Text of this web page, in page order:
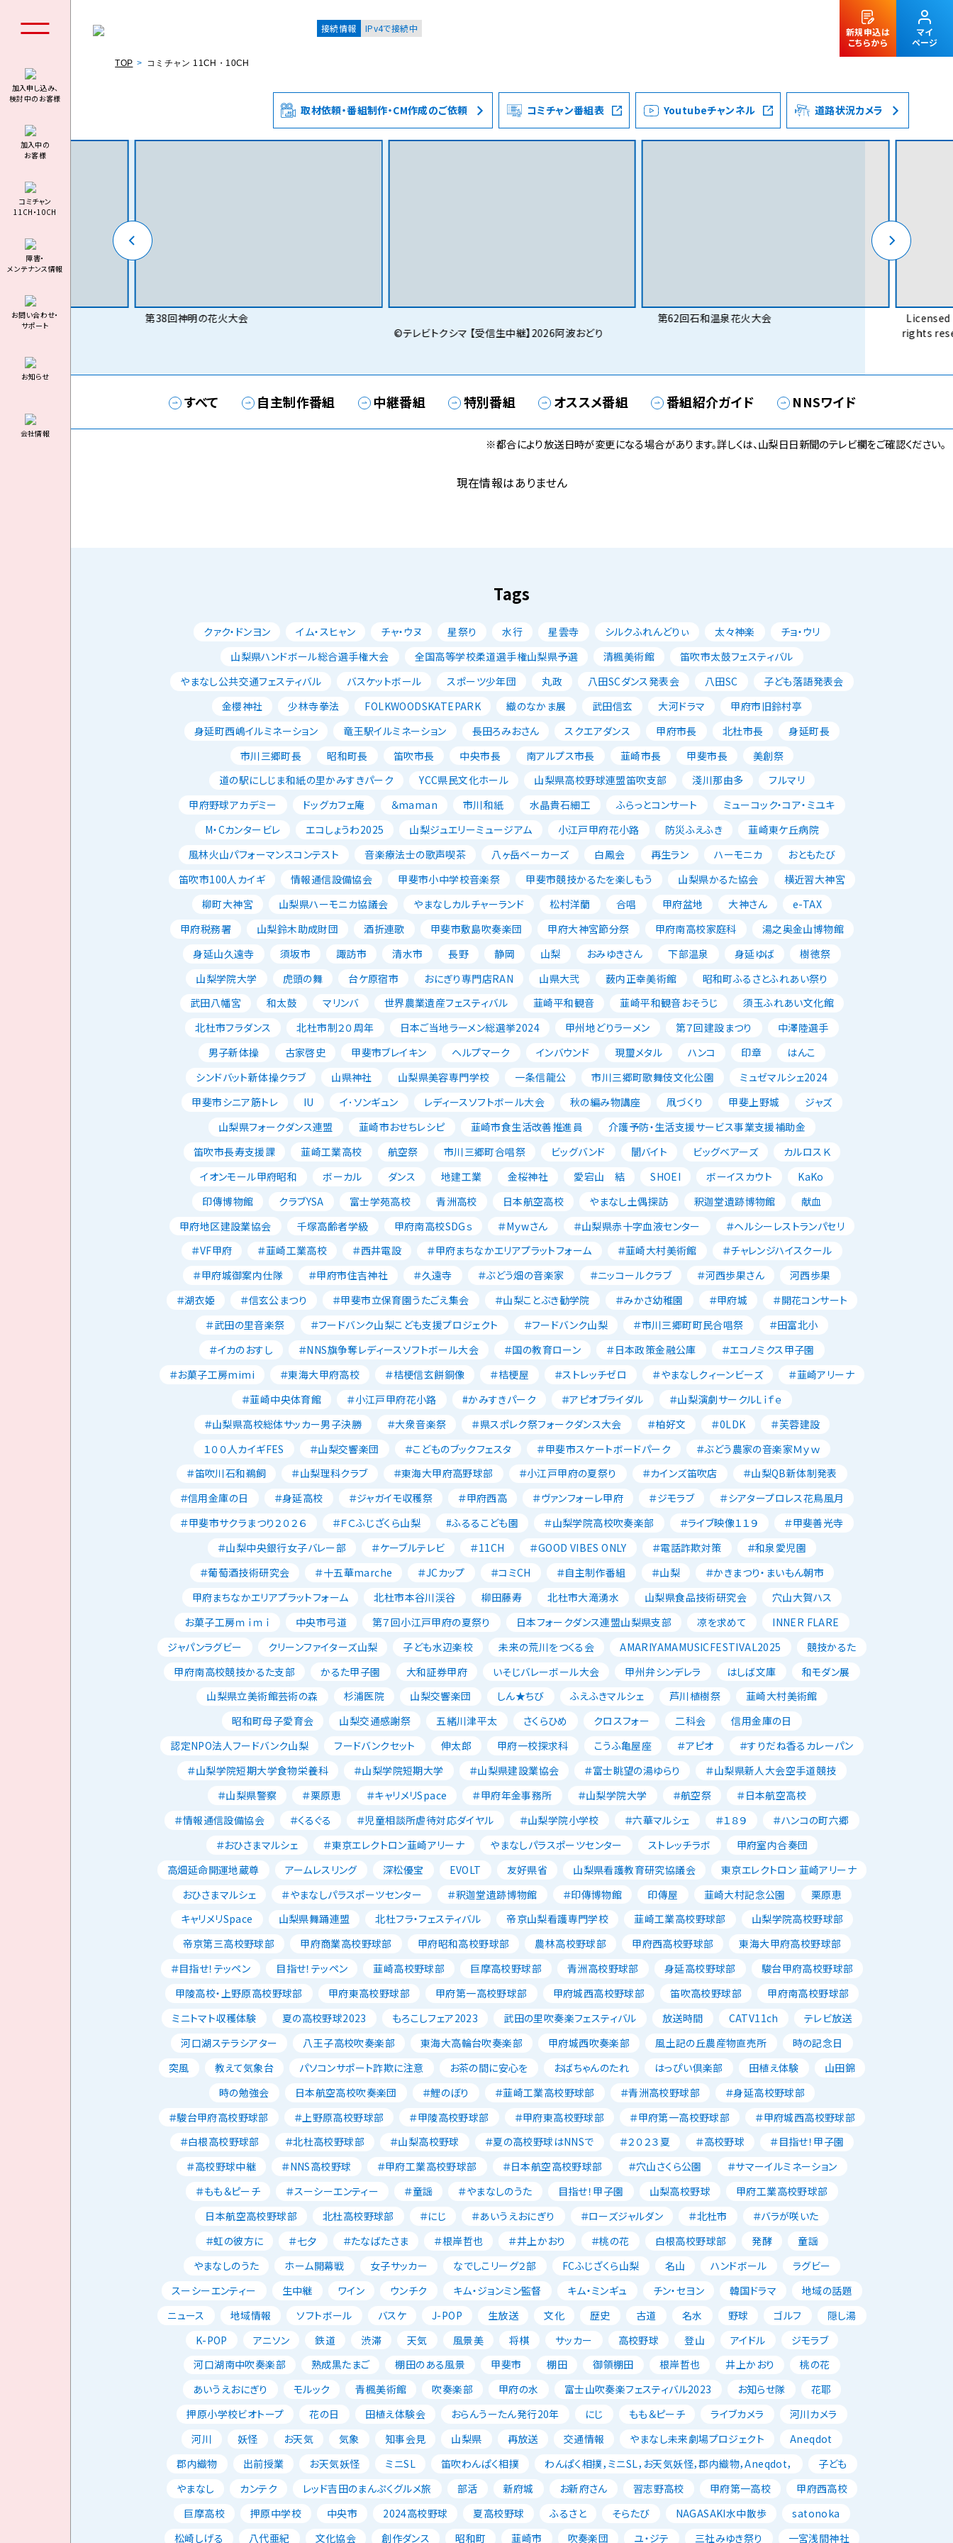
個人のお客様 集合住宅オーナーの方 法人のお客様
接続情報 IPv4で接続中
新規申込は
こちらから
マイ
ページ
加入申し込み、
検討中のお客様
加⼊中の
お客様
コミチャン
11CH・10CH
障害・
メンテナンス情報
お問い合わせ・
サポート
お知らせ
会社情報
TOP コミチャン 11CH・10CH
取材依頼・番組制作・CM作成のご依頼 コミチャン番組表 Youtubeチャンネル 道路状況カメラ
第38回神明の花火大会
©テレビトクシマ 【受信生中継】2026阿波おどり
第62回石和温泉花火大会
Licensed
rights
すべて 自主制作番組 中継番組 特別番組 オススメ番組 番組紹介ガイド NNSワイド
※都合により放送日時が変更になる場合があります。詳しくは、山梨日日新聞のテレビ欄をご確認ください。
現在情報はありません
Tags
クァク・ドンヨン イム・スヒャン チャ・ウヌ 星祭り 水行 星雲寺 シルクふれんどりぃ 太々神楽
チョ・ウリ
山梨県ハンドボール総合選手権大会
全国高等学校柔道選手権山梨県予選 清楓美術館
笛吹市太鼓フェスティバル
やまなし公共交通フェスティバル
バスケットボール スポーツ少年団 丸政 八田SCダンス発表会 八田SC
子ども落語発表会
金櫻神社
少林寺拳法 FOLKWOODSKATEPARK 織のなかま展 武田信玄 大河ドラマ
甲府市旧鈴村亭
身延町西嶋イルミネーション
竜王駅イルミネーション 長田ろみおさん スクエアダンス 甲府市長 北杜市長
身延町長
市川三郷町長
昭和町長 笛吹市長 中央市長 南アルプス市長 韮崎市長 甲斐市長
美創祭
道の駅にしじま和紙の里かみすきパーク
YCC県民文化ホール 山梨県高校野球連盟笛吹支部 淺川那由多
フルマリ
甲府野球アカデミー
ドッグカフェ庵 ＆maman 市川和紙 水晶貴石細工 ふらっとコンサート
ミューコック・コア・ミユキ
M・Cカンタービレ
エコしょうわ2025 山梨ジュエリーミュージアム 小江戸甲府花小路 防災ふえふき
韮崎東ケ丘病院
風林火山パフォーマンスコンテスト
音楽療法士の歌声喫茶 八ヶ岳ベーカーズ 白鳳会 再生ラン ハーモニカ
おともたび
笛吹市100人カイギ
情報通信設備協会 甲斐市小中学校音楽祭 甲斐市競技かるたを楽しもう 山梨県かるた協会
横近習大神宮
柳町大神宮
山梨県ハーモニカ協議会 やまなしカルチャーランド 松村洋蘭 合唱 甲府盆地 大神さん
e-TAX
甲府税務署
山梨鈴木助成財団 酒折連歌 甲斐市敷島吹奏楽団 甲府大神宮節分祭 甲府南高校家庭科
湯之奥金山博物館
身延山久遠寺
須坂市 諏訪市 清水市 長野 静岡 山梨 おみゆきさん 下部温泉 身延ゆば
樹徳祭
山梨学院大学
虎頭の舞 台ケ原宿市 おにぎり専門店RAN 山県大弐 薮内正幸美術館
昭和町ふるさとふれあい祭り
武田八幡宮
和太鼓 マリンバ 世界農業遺産フェスティバル 韮崎平和観音 韮崎平和観音おそうじ
須玉ふれあい文化館
北杜市フラダンス
北杜市制２０周年 日本ご当地ラーメン総選挙2024 甲州地どりラーメン 第７回建設まつり
中澤陸選手
男子新体操
古家啓史 甲斐市ブレイキン ヘルプマーク インバウンド 現璽メタル ハンコ 印章
はんこ
シンドバット新体操クラブ
山県神社 山梨県美容専門学校 一条信龍公 市川三郷町歌舞伎文化公園
ミュゼマルシェ2024
甲斐市シニア筋トレ
IU イ･ソンギュン レディースソフトボール大会 秋の編み物講座 凧づくり 甲斐上野城
ジャズ
山梨県フォークダンス連盟
韮崎市おせちレシピ 韮崎市食生活改善推進員
介護予防・生活支援サービス事業支援補助金
笛吹市長寿支援課
韮崎工業高校 航空祭 市川三郷町合唱祭 ビッグバンド 闇バイト ビッグベアーズ
カルロスＫ
イオンモール甲府昭和
ボーカル ダンス 地建工業 金桜神社 愛宕山 結 SHOEI ボーイスカウト
KaKo
印傳博物館
クラブYSA 富士学苑高校 青洲高校 日本航空高校 やまなし土偶探訪 釈迦堂遺跡博物館
献血
甲府地区建設業協会
千塚高齢者学級 甲府南高校SDGｓ ＃Mｙwさん ＃山梨県赤十字血液センター
＃ヘルシーレストランパセリ
＃VF甲府
＃韮崎工業高校 ＃西井電設 ＃甲府まちなかエリアプラットフォーム ＃韮崎大村美術館
＃チャレンジハイスクール
＃甲府城御案内仕隊
＃甲府市住吉神社 ＃久遠寺 ＃ぶどう畑の音楽家 ＃ニッコールクラブ ＃河西歩果さん
河西歩果
＃湖衣姫
＃信玄公まつり ＃甲斐市立保育園うたごえ集会 ＃山梨ことぶき勧学院 ＃みかさ幼稚園 ＃甲府城
＃開花コンサート
＃武田の里音楽祭
＃フードバンク山梨こども支援プロジェクト ＃フードバンク山梨 ＃市川三郷町町民合唱祭
＃田富北小
＃イカのおすし
＃NNS旗争奪レディースソフトボール大会 ＃国の教育ローン ＃日本政策金融公庫
＃エコノミクス甲子園
＃お菓子工房mimi
＃東海大甲府高校 ＃桔梗信玄餅銅像 ＃桔梗屋 ＃ストレッチゼロ ＃やまなしクィーンビーズ
＃韮崎アリーナ
＃韮崎中央体育館
＃小江戸甲府花小路 #かみすきパーク ＃アピオブライダル
＃山梨演劇サークルLｉｆｅ
＃山梨県高校総体サッカー男子決勝
＃大衆音楽祭 ＃県スポレク祭フォークダンス大会 ＃柏好文 ＃0LDK
＃芙蓉建設
１００人カイギFES
＃山梨交響楽団 ＃こどものブックフェスタ ＃甲斐市スケートボードパーク
＃ぶどう農家の音楽家Ｍｙｗ
＃笛吹川石和鵜飼
＃山梨理科クラブ ＃東海大甲府高野球部 ＃小江戸甲府の夏祭り ＃カインズ笛吹店
＃山梨QB新体制発表
＃信用金庫の日
＃身延高校 ＃ジャガイモ収穫祭 ＃甲府西高 ＃ヴァンフォーレ甲府 ＃ジモラブ
＃シアタープロレス花鳥風月
＃甲斐市サクラまつり２０２６
＃ＦＣふじざくら山梨 #ふるるこども園 ＃山梨学院高校吹奏楽部 ＃ライブ映像１１９
＃甲斐善光寺
＃山梨中央銀行女子バレー部
＃ケーブルテレビ ＃11CH ＃GOOD VIBES ONLY ＃電話詐欺対策
＃和泉愛児園
＃葡萄酒技術研究会
＃十五華marche ＃JCカップ ＃コミCH ＃自主制作番組 ＃山梨
＃かきまつり・まいもん朝市
甲府まちなかエリアプラットフォーム
北杜市本谷川渓谷 柳田藤寿 北杜市大滝湧水 山梨県食品技術研究会
穴山大賀ハス
お菓子工房ｍｉｍｉ
中央市弓道 第７回小江戸甲府の夏祭り 日本フォークダンス連盟山梨県支部 凉を求めて
INNER FLARE
ジャパンラグビー
クリーンファイターズ山梨 子ども水辺楽校 未来の荒川をつくる会 AMARIYAMAMUSICFESTIVAL2025
競技かるた
甲府南高校競技かるた支部
かるた甲子園 大和証券甲府 いそじバレーボール大会 甲州弁シンデレラ はしば文庫
和モダン展
山梨県立美術館芸術の森
杉浦医院 山梨交響楽団 しん★ちび ふえふきマルシェ 芦川植樹祭
韮崎大村美術館
昭和町母子愛育会
山梨交通感謝祭 五緒川津平太 さくらひめ クロスフォー 二科会
信用金庫の日
認定NPO法人フードバンク山梨
フードバンクセット 伸太郎 甲府一校探求科 こうふ亀屋座 ＃アピオ
＃すりだね香るカレーパン
＃山梨学院短期大学食物栄養科
＃山梨学院短期大学 ＃山梨県建設業協会 ＃富士眺望の湯ゆらり
＃山梨県新人大会空手道競技
＃山梨県警察
＃栗原恵 ＃キャリメリSpace ＃甲府年金事務所 ＃山梨学院大学 ＃航空祭
＃日本航空高校
＃情報通信設備協会
＃くるぐる ＃児童相談所虐待対応ダイヤル ＃山梨学院小学校 ＃六華マルシェ ＃１８９
＃ハンコの町六郷
＃おひさまマルシェ
＃東京エレクトロン韮崎アリーナ やまなしパラスポーツセンター ストレッチラボ
甲府室内合奏団
高畑延命開運地蔵尊
アームレスリング 深松優宝 EVOLT 友好県省 山梨県看護教育研究協議会
東京エレクトロン 韮崎アリーナ
おひさまマルシェ
＃やまなしパラスポーツセンター ＃釈迦堂遺跡博物館 ＃印傳博物館 印傳屋 韮崎大村記念公園
栗原恵
キャリメリSpace
山梨県舞踊連盟 北杜フラ・フェスティバル 帝京山梨看護専門学校 韮崎工業高校野球部
山梨学院高校野球部
帝京第三高校野球部
甲府商業高校野球部 甲府昭和高校野球部 農林高校野球部 甲府西高校野球部
東海大甲府高校野球部
＃目指せ！テッペン
目指せ！テッペン 韮崎高校野球部 巨摩高校野球部 青洲高校野球部 身延高校野球部
駿台甲府高校野球部
甲陵高校・上野原高校野球部
甲府東高校野球部 甲府第一高校野球部 甲府城西高校野球部 笛吹高校野球部
甲府南高校野球部
ミニトマト収穫体験
夏の高校野球2023 もろこしフェア2023 武田の里吹奏楽フェスティバル 放送時間 CATV11ch
テレビ放送
河口湖ステラシアター
八王子高校吹奏楽部 東海大高輪台吹奏楽部 甲府城西吹奏楽部 風土記の丘農産物直売所
時の記念日
突風
教えて気象台 パソコンサポート詐欺に注意 お茶の間に安心を おばちゃんのたれ はっぴい倶楽部 田植え体験
山田錦
時の勉強会
日本航空高校吹奏楽団 ＃鯉のぼり ＃韮崎工業高校野球部 ＃青洲高校野球部
＃身延高校野球部
＃駿台甲府高校野球部
＃上野原高校野球部 ＃甲陵高校野球部 ＃甲府東高校野球部 ＃甲府第一高校野球部
＃甲府城西高校野球部
＃白根高校野球部
＃北杜高校野球部 ＃山梨高校野球 ＃夏の高校野球はNNSで ＃２０２３夏 ＃高校野球
＃目指せ！甲子園
＃高校野球中継
＃NNS高校野球 ＃甲府工業高校野球部 ＃日本航空高校野球部 ＃穴山さくら公園
＃サマーイルミネーション
＃もも＆ピーチ
＃スーシーエンティー ＃童謡 ＃やまなしのうた 目指せ！甲子園 山梨高校野球
甲府工業高校野球部
日本航空高校野球部
北杜高校野球部 ＃にじ ＃あいうえおにぎり ＃ローズジャルダン ＃北杜市
＃バラが咲いた
＃虹の彼方に
＃七夕 ＃たなばたさま ＃根岸哲也 ＃井上かおり ＃桃の花 白根高校野球部 発酵
童謡
やまなしのうた
ホーム開幕戦 女子サッカー なでしこリーグ２部 FCふじざくら山梨 名山 ハンドボール
ラグビー
スーシーエンティー
生中継 ワイン ウンチク キム・ジョンミン監督 キム・ミンギュ チン・セヨン 韓国ドラマ
地域の話題
ニュース
地域情報 ソフトボール バスケ J-POP 生放送 文化 歴史 古道 名水 野球 ゴルフ
隠し湯
K-POP
アニソン 鉄道 渋滞 天気 風景美 将棋 サッカー 高校野球 登山 アイドル
ジモラブ
河口湖南中吹奏楽部
熟成黒たまご 棚田のある風景 甲斐市 棚田 御領棚田 根岸哲也 井上かおり
桃の花
あいうえおにぎり
モルック 青楓美術館 吹奏楽部 甲府の水 富士山吹奏楽フェスティバル2023 お知らせ隊
花耶
押原小学校ビオトープ
花の日 田植え体験会 おらんうーたん発行20年 にじ もも＆ピーチ ライブカメラ
河川カメラ
河川
妖怪 お天気 気象 知事会見 山梨県 再放送 交通情報 やまなし未来劇場プロジェクト
Aneqdot
郡内織物
出前授業 お天気妖怪 ミニSL 笛吹わんぱく相撲 わんぱく相撲，ミニSL，お天気妖怪，郡内織物，Aneqdot，
子ども
やまなし
カンテク レッド吉田のまんぷくグルメ旅 部活 新府城 お新府さん 習志野高校 甲府第一高校
甲府西高校
巨摩高校
押原中学校 中央市 2024高校野球 夏高校野球 ふるさと そらたび NAGASAKI水中散歩
satonoka
松崎しげる
八代亜紀 文化協会 創作ダンス 昭和町 韮崎市 吹奏楽団 ユ・ジテ 三社みゆき祭り 一宮浅間神社